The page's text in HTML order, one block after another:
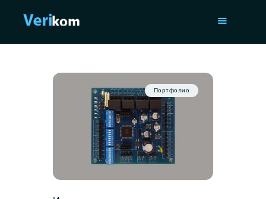
УСЛУГИ
ПОРТФОЛИО
СТАТЬИ
О НАС
ISO 9001
Портфолио